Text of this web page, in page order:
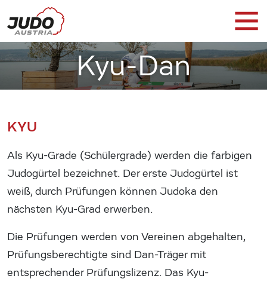
Kyu-Dan
KYU
Als Kyu-Grade (Schülergrade) werden die farbigen
Judogürtel bezeichnet. Der erste Judogürtel ist
weiß, durch Prüfungen können Judoka den
nächsten Kyu-Grad erwerben.
Die Prüfungen werden von Vereinen abgehalten,
Prüfungsberechtigte sind Dan-Träger mit
entsprechender Prüfungslizenz. Das Kyu-